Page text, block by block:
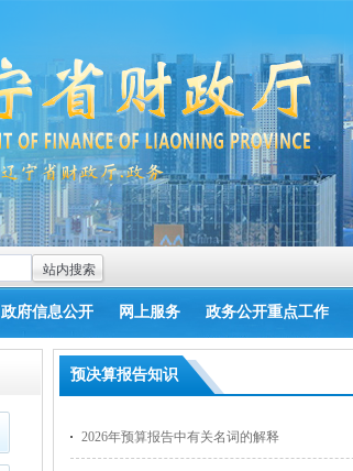
政府信息公开 网上服务 政务公开重点工作
预决算报告知识
2026年预算报告中有关名词的解释